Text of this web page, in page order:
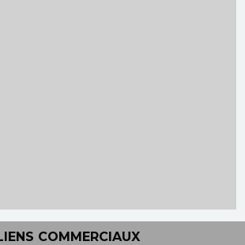
COMMERCIAUX